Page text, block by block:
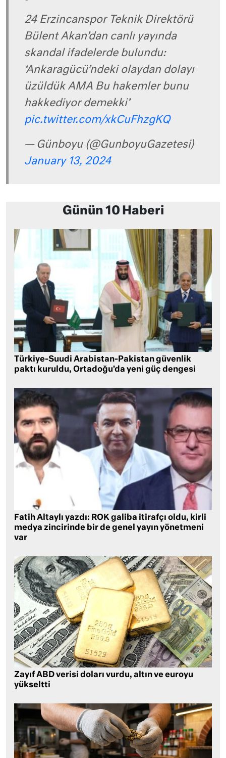
24 Erzincanspor Teknik Direktörü
Bülent Akan’dan canlı yayında
skandal ifadelerde bulundu:
‘Ankaragücü’ndeki olaydan dolayı
üzüldük AMA Bu hakemler bunu
hakkediyor demekki’
pic.twitter.com/xkCuFhzgKQ
— Günboyu (@GunboyuGazetesi)
January 13, 2024
Günün 10 Haberi
Türkiye-Suudi Arabistan-Pakistan güvenlik
paktı kuruldu, Ortadoğu’da yeni güç dengesi
Fatih Altaylı yazdı: ROK galiba itirafçı oldu, kirli
medya zincirinde bir de genel yayın yönetmeni
var
Zayıf ABD verisi doları vurdu, altın ve euroyu
yükseltti